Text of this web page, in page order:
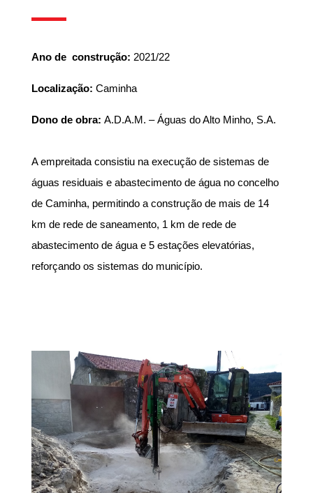
Ano de construção: 2021/22
Localização: Caminha
Dono de obra: A.D.A.M. – Águas do Alto Minho, S.A.
A empreitada consistiu na execução de sistemas de
águas residuais e abastecimento de água no concelho
de Caminha, permitindo a construção de mais de 14
km de rede de saneamento, 1 km de rede de
abastecimento de água e 5 estações elevatórias,
reforçando os sistemas do município.